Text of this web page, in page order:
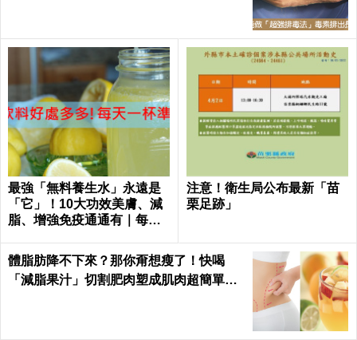
最強「無料養生水」永遠是
「它」！10大功效美膚、減
脂、增強免疫通通有｜每日
注意！衛生局公布最新「苗
栗足跡」
體脂肪降不下來？那你甭想瘦了！快喝
「減脂果汁」切割肥肉塑成肌肉超簡單｜